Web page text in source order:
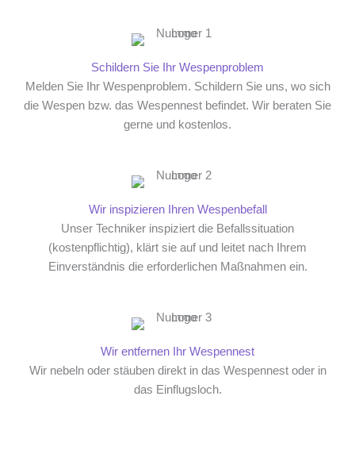
Schildern Sie Ihr Wespenproblem
Melden Sie Ihr Wespenproblem. Schildern Sie uns, wo sich
die Wespen bzw. das Wespennest befindet. Wir beraten Sie
gerne und kostenlos.
Wir inspizieren Ihren Wespenbefall
Unser Techniker inspiziert die Befallssituation
(kostenpflichtig), klärt sie auf und leitet nach Ihrem
Einverständnis die erforderlichen Maßnahmen ein.
Wir entfernen Ihr Wespennest
Wir nebeln oder stäuben direkt in das Wespennest oder in
das Einflugsloch.